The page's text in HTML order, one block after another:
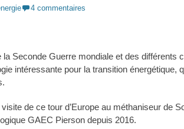
4 commentaires
Seconde Guerre mondiale et des différents
intéressante pour la transition énergétique,
de ce tour d’Europe au méthaniseur de
GAEC Pierson depuis 2016.